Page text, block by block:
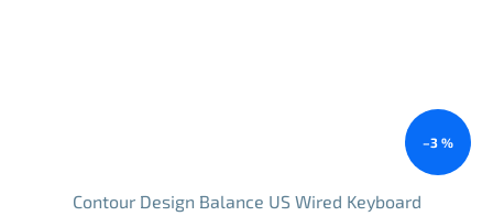
–3 %
Contour Design Balance US Wired Keyboard